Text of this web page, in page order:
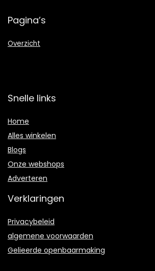
Pagina’s
Overzicht
Snelle links
Home
Alles winkelen
Blogs
Onze webshops
Adverteren
Verklaringen
Privacybeleid
algemene voorwaarden
Gelieerde openbaarmaking